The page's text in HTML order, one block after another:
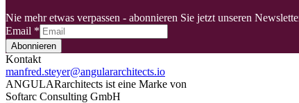
Nie mehr etwas verpassen - abonnieren Sie jetzt unseren
Email *
Abonnieren
Kontakt
manfred.steyer@angulararchitects.io
ANGULARarchitects ist eine Marke von
Softarc Consulting GmbH